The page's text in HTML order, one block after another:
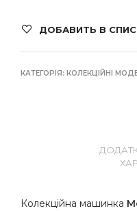
ДОБАВИТЬ В
КАТЕГОРІЯ: КОЛЕКЦІЙНІ
Колекційна машинка